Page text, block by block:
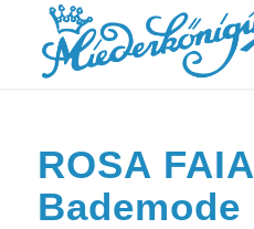
ROSA FAIA
Bademode